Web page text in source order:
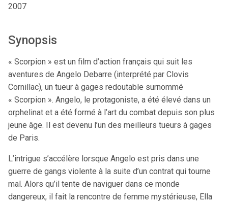
2007
Synopsis
« Scorpion » est un film d’action français qui suit les
aventures de Angelo Debarre (interprété par Clovis
Cornillac), un tueur à gages redoutable surnommé
« Scorpion ». Angelo, le protagoniste, a été élevé dans un
orphelinat et a été formé à l’art du combat depuis son plus
jeune âge. Il est devenu l’un des meilleurs tueurs à gages
de Paris.
L’intrigue s’accélère lorsque Angelo est pris dans une
guerre de gangs violente à la suite d’un contrat qui tourne
mal. Alors qu’il tente de naviguer dans ce monde
dangereux, il fait la rencontre de femme mystérieuse, Ella